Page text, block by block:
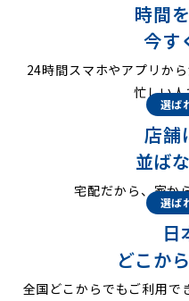
時間
今す
24時間スマホやアプリか
忙しい人
選ば
店舗
並ば
宅配だから、家か
選ば
日
どこか
全国どこからでもご利用で